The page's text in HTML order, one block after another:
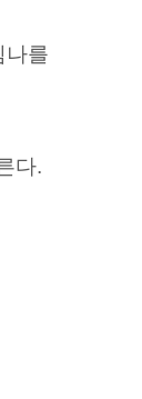
나를
다.